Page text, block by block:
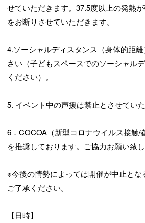
せていただきます。37.5度以上の発熱
をお断りさせていただきます。
4.ソーシャルディスタンス（身体的距
さい（子どもスペースでのソーシャル
ください）。
5. イベント中の声援は禁止とさせていた
6．COCOA（新型コロナウイルス接触
を推奨しております。ご協力お願い致し
※今後の情勢によっては開催が中止とな
ご了承ください。
【日時】